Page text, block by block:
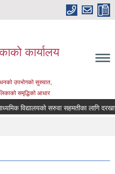
कार्यालय
उपभोगको सुरुवात,
समृद्धिको आधार
विद्यालयको सरुवा सहमतीका लागि